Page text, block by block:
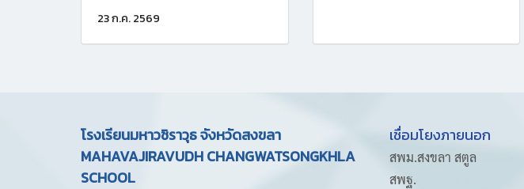
23 ก.ค. 2569
โรงเรียนมหาวชิราวุธ จังหวัดสงขลา
MAHAVAJIRAVUDH CHANGWATSONGKHLA
SCHOOL
เชื่อมโยงภายนอก
สพม.สงขลา สตูล
สพฐ.